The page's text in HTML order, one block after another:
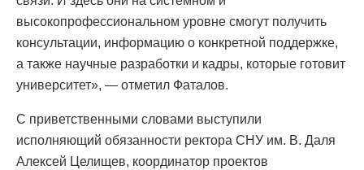
высокопрофессиональном уровне смогут получить
консультации, информацию о конкретной поддержке,
а также научные разработки и кадры, которые готовит
университет», — отметил Фаталов.
С приветственными словами выступили
исполняющий обязанности ректора СНУ им. В. Даля
Алексей Целищев, координатор проектов